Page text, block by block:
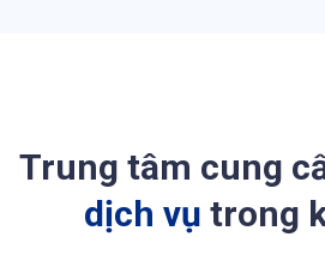
Trung tâm cung
dịch vụ trong